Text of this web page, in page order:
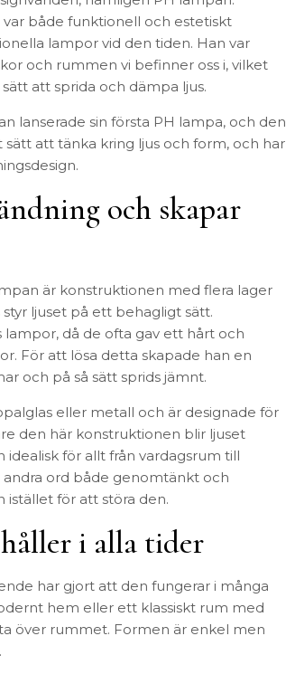
Överkast
Badrockar
Badrumsmattor
Handdukar
Prydnadskuddar
både funktionell och estetiskt
lampor vid den tiden. Han var
och rummen vi befinner oss i, vilket
att sprida och dämpa ljus.
lanserade sin första PH lampa, och den
att tänka kring ljus och form, och har
och skapar
är konstruktionen med flera lager
ljuset på ett behagligt sätt.
då de ofta gav ett hårt och
För att lösa detta skapade han en
och på så sätt sprids jämnt.
eller metall och är designade för
den här konstruktionen blir ljuset
för allt från vardagsrum till
ord både genomtänkt och
istället för att störa den.
i alla tider
har gjort att den fungerar i många
hem eller ett klassiskt rum med
över rummet. Formen är enkel men